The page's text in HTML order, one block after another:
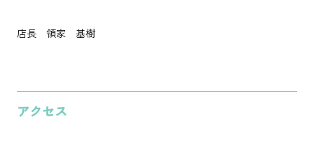
店長 領家 基樹
アクセス